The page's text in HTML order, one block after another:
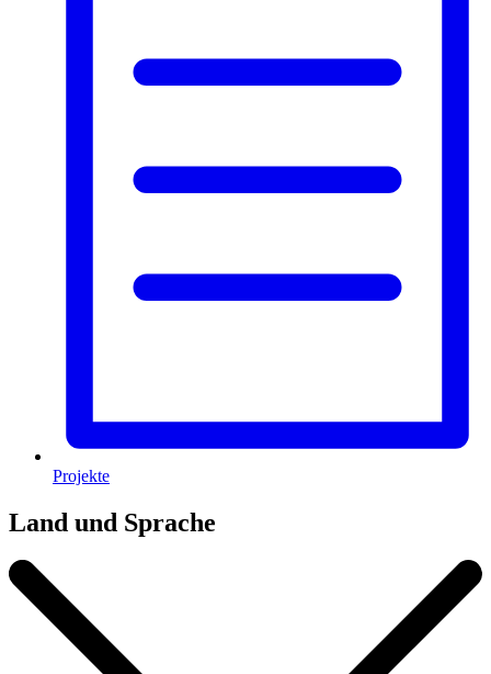
Projekte
Land und Sprache